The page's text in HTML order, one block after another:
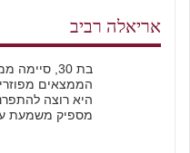
אריאלה רביב
בת 30,
הממצאים
היא רוצה
מספיק משמעת